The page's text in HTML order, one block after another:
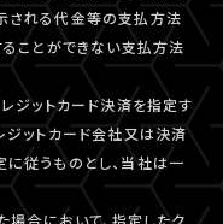
される代金等の支払方法
ことができない支払方法
ジットカード決済を指定す
ジットカード会社又は決済
従うものとし、当社は一
合において、指定したク